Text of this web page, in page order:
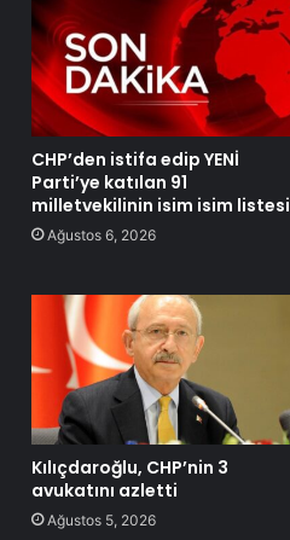
CHP’den istifa edip YENİ
Parti’ye katılan 91
milletvekilinin isim isim listesi
Ağustos 6, 2026
Kılıçdaroğlu, CHP’nin 3
avukatını azletti
Ağustos 5, 2026